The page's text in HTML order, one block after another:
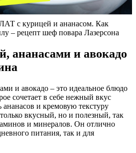
курицей и ананасом. Как
– рецепт шеф повара Лазерсона
ананасами и авокадо
и авокадо – это идеальное блюдо
сочетает в себе нежный вкус
ананасов и кремовую текстуру
вкусный, но и полезный, так
и минералов. Он отлично
питания, так и для